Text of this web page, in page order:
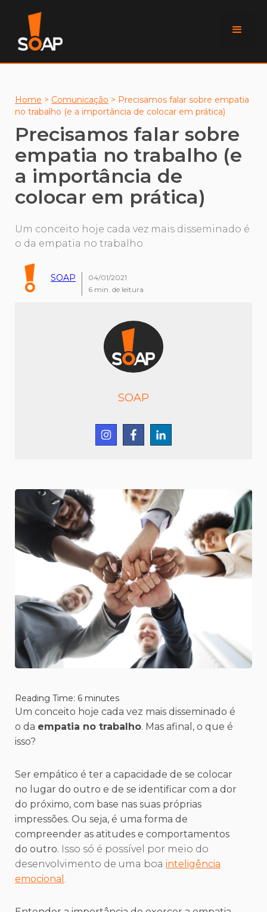
Home > Comunicação > Precisamos falar sobre empatia
no trabalho (e a importância de colocar em prática)
Precisamos falar sobre
empatia no trabalho (e
a importância de
colocar em prática)
Um conceito hoje cada vez mais disseminado é
o da empatia no trabalho.
SOAP
04/01/2021
6 min. de leitura
SOAP
Reading Time: 6 minutes
Um conceito hoje cada vez mais disseminado é
o da empatia no trabalho. Mas afinal, o que é
isso?
Ser empático é ter a capacidade de se colocar
no lugar do outro e de se identificar com a dor
do próximo, com base nas suas próprias
impressões. Ou seja, é uma forma de
compreender as atitudes e comportamentos
do outro. Isso só é possível por meio do
desenvolvimento de uma boa inteligência
emocional .